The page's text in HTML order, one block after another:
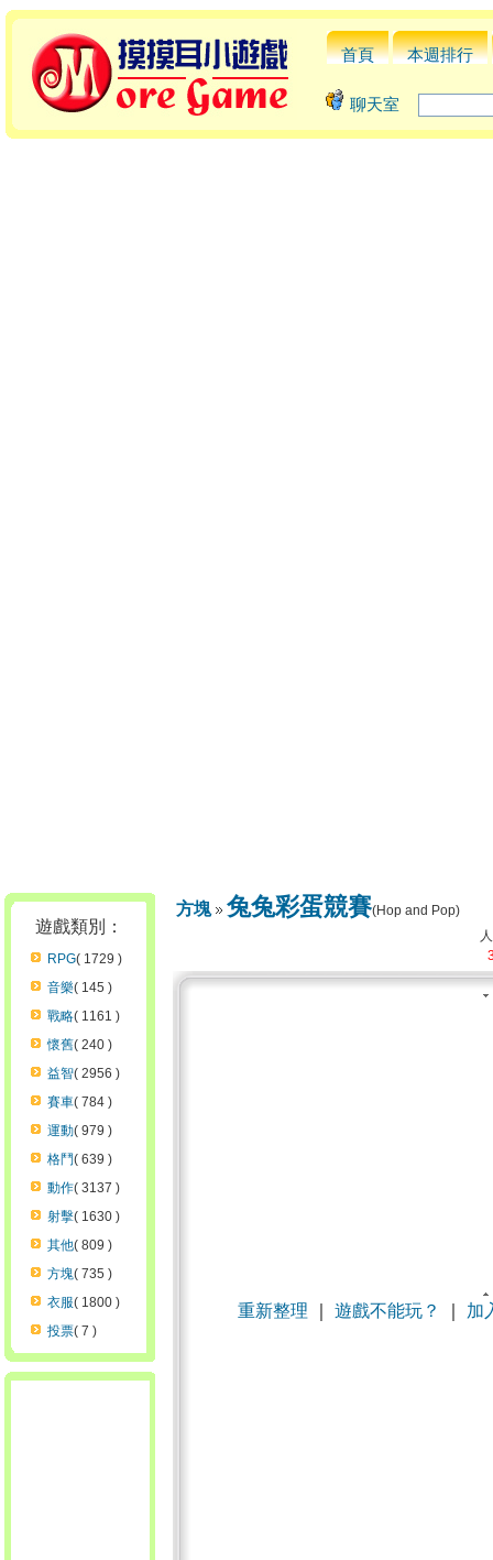
首頁 本週排行
聊天室
遊戲類別：
RPG( 1729 )
音樂( 145 )
戰略( 1161 )
懷舊( 240 )
益智( 2956 )
賽車( 784 )
運動( 979 )
格鬥( 639 )
動作( 3137 )
射擊( 1630 )
其他( 809 )
方塊( 735 )
衣服( 1800 )
投票( 7 )
方塊 兔兔彩蛋競賽(Hop and Pop)
重新整理 遊戲不能玩？ 加